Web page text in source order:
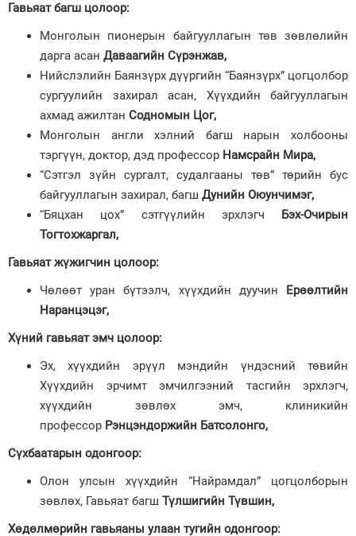
Гавьяат багш цолоор:
Монголын пионерын байгууллагын төв зөвлөлийн
дарга асан Даваагийн Сүрэнжав,
Нийслэлийн Баянзүрх дүүргийн “Баянзүрх” цогцолбор
сургуулийн захирал асан, Хүүхдийн байгууллагын
ахмад ажилтан Содномын Цог,
Монголын англи хэлний багш нарын холбооны
тэргүүн, доктор, дэд профессор Намсрайн Мира,
“Сэтгэл зүйн сургалт, судалгааны төв” төрийн бус
байгууллагын захирал, багш Дунийн Оюунчимэг,
“Бяцхан цох” сэтгүүлийн эрхлэгч Бэх-Очирын
Тогтохжаргал,
Гавьяат жүжигчин цолоор:
Чөлөөт уран бүтээлч, хүүхдийн дуучин Ерөөлтийн
Наранцэцэг,
Хүний гавьяат эмч цолоор:
Эх, хүүхдийн эрүүл мэндийн үндэсний төвийн
Хүүхдийн эрчимт эмчилгээний тасгийн эрхлэгч,
хүүхдийн зөвлөх эмч, клиникийн
профессор Рэнцэндоржийн Батсолонго,
Сүхбаатарын одонгоор:
Олон улсын хүүхдийн “Найрамдал” цогцолборын
зөвлөх, Гавьяат багш Түлшигийн Түвшин,
Хөдөлмөрийн гавьяаны улаан тугийн одонгоор: